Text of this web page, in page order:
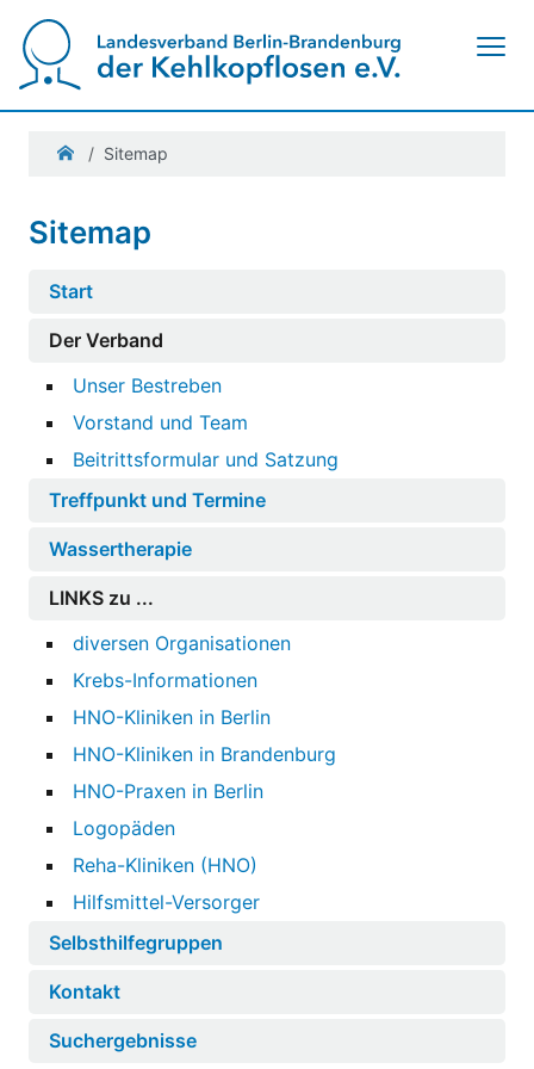
Sitemap
Sitemap
Start
Der Verband
Unser Bestreben
Vorstand und Team
Beitrittsformular und Satzung
Treffpunkt und Termine
Wassertherapie
LINKS zu ...
diversen Organisationen
Krebs-Informationen
HNO-Kliniken in Berlin
HNO-Kliniken in Brandenburg
HNO-Praxen in Berlin
Logopäden
Reha-Kliniken (HNO)
Hilfsmittel-Versorger
Selbsthilfegruppen
Kontakt
Suchergebnisse